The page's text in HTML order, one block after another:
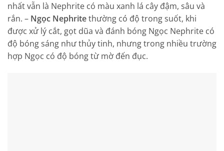
nhất vẫn là Nephrite có màu xanh lá cây đậm, sâu và
rắn. – Ngọc Nephritethường có độ trong suốt, khi
được xử lý cắt, gọt dũa và đánh bóng Ngọc Nephrite có
độ bóng sáng như thủy tinh, nhưng trong nhiều trường
hợp Ngọc có độ bóng từ mờ đến đục.